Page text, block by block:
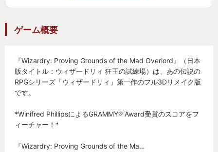
そんな僕が2024年YourGOTYで紹介したいという
か、『ダンジョンRPG』ってこんなにも没入感があ
って想像力を掻き立てられ、ワクワクする冒険心を
ームがこの『ウィザードリィ』であった。
なぜ急にウィザードリィをプレイしてみようと思っ
それは、昨年からの僕のゲームのプレイ歴から、こ
のウィザードリィへと導かれる導線が徐々に構築さ
ゲーム概要
『Wizardry: Proving Grounds of the Mad Overlord』（日本
版タイトル：ウィザードリィ 狂王の試練場）は、あの伝説の
RPGシリーズ「ウィザードリィ」第一作のフル3Dリメイク版
です。
*Winifred PhillipsによるGRAMMY® Award受賞のスコアをフ
ィーチャー！*
『Wizardry: Proving Grounds of the Ma…